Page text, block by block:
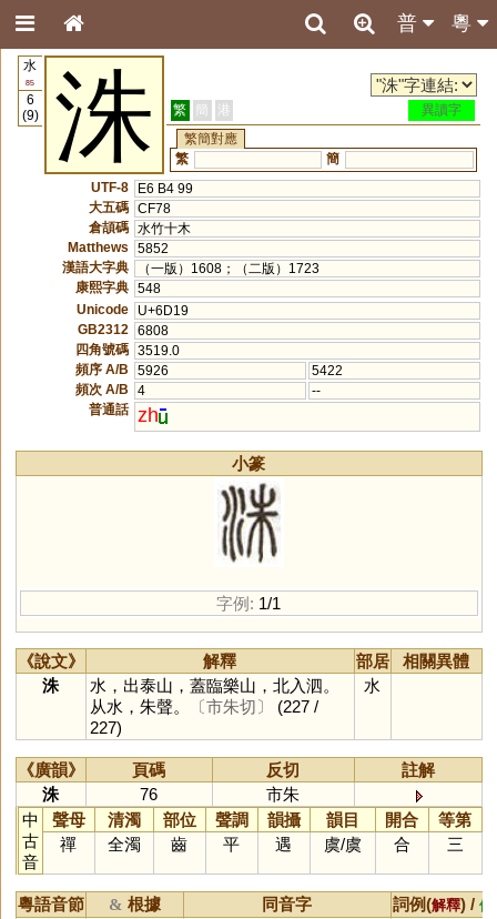
粵
普
水
85
6
(9)
洙 繁 簡 港
異讀字
繁簡對應
繁
簡
UTF-8
E6 B4 99
大五碼 CF78
倉頡碼 水竹十木
Matthews
5852
漢語大字典
（一版）1608；（二版）1723
康熙字典 548
Unicode
U+6D19
GB2312
6808
四角號碼 3519.0
頻序 A/B
5926
5422
頻次 A/B
4
--
普通話 zh
小篆
字例: 1/1
《說文》 解釋 部居
相關異體
洙
水，出泰山，蓋臨樂山，北入泗。
从水，朱聲。
〔市朱切〕
(227 /
227)
水
《廣韻》 頁碼 反切
註解
洙
76
市朱
中
古
音
聲母 清濁 部位 聲調 韻攝 韻目 開合
等第
禪
全濁 齒 平 遇 虞/虞 合 三
粵語音節 & 根據 同音字 詞例(解釋) / 備